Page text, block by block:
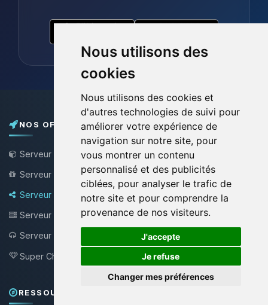
Nous utilisons des
cookies
Nous utilisons des cookies et
d'autres technologies de suivi pour
améliorer votre expérience de
navigation sur notre site, pour
vous montrer un contenu
personnalisé et des publicités
ciblées, pour analyser le trafic de
notre site et pour comprendre la
provenance de nos visiteurs.
J'accepte
Je refuse
Changer mes préférences
NOS OFFRES
Serveur Minecraft
Serveur Minecraft Gratuit
Serveur Bungee / Velocity
Serveur VPS
Serveur Teamspeak
Super Choupy
RESSOURCES & SUPPORT
🍪